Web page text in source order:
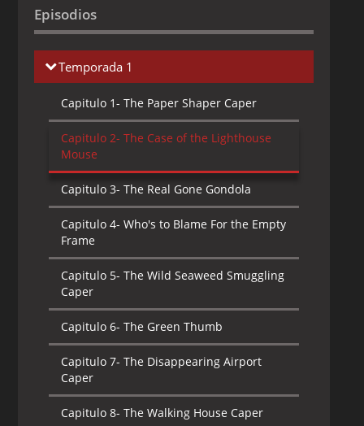
Episodios
Temporada 1
Capitulo 1- The Paper Shaper Caper
Capitulo 2- The Case of the Lighthouse
Mouse
Capitulo 3- The Real Gone Gondola
Capitulo 4- Who's to Blame For the Empty
Frame
Capitulo 5- The Wild Seaweed Smuggling
Caper
Capitulo 6- The Green Thumb
Capitulo 7- The Disappearing Airport
Caper
Capitulo 8- The Walking House Caper